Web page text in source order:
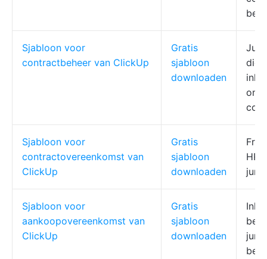
Sjabloon voor
contractbeheer van ClickUp
Gratis
sjabloon
downloaden
Sjabloon voor
contractovereenkomst van
ClickUp
Gratis
sjabloon
downloaden
HR,
Sjabloon voor
aankoopovereenkomst van
ClickUp
Gratis
sjabloon
downloaden